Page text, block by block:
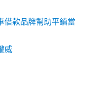
借款品牌幫助平鎮當
威